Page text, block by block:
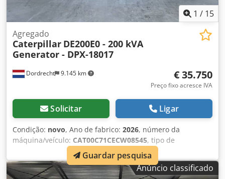
1 / 15
Dordrecht 9.145 km
Agregado
Caterpillar DE200E0 - 200 kVA
Generator - DPX-18017
€ 35.750
Preço fixo acresce IVA
Solicitar Ligar
Condição: novo, Ano de fabrico: 2026, número da
máquina/veículo: CAT00C71CECW08545, tipo de
diesel, fabricante de motores:
C7.1, Finalidade: Construção civil Peso vazio: 2.203 kg
Potência do gerador: 200 kVA Dimensões doAnúncio classificado
Guardar pesquisa